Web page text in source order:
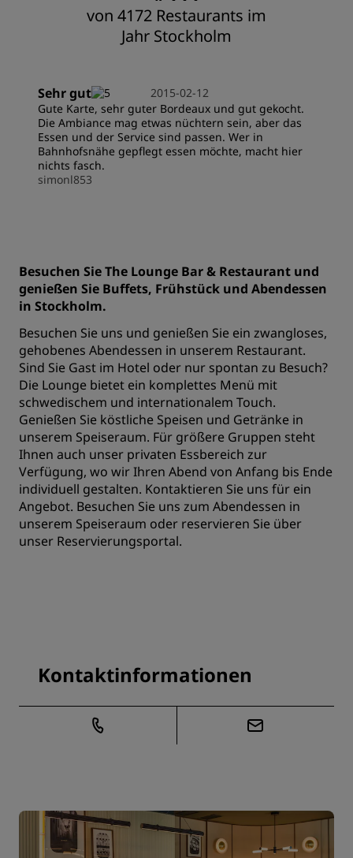
von 4172 Restaurants im
Jahr Stockholm
Sehr gut
2015-02-12
Gute Karte, sehr guter Bordeaux und gut gekocht.
Die Ambiance mag etwas nüchtern sein, aber das
Essen und der Service sind passen. Wer in
Bahnhofsnähe gepflegt essen möchte, macht hier
nichts fasch.
simonl853
Besuchen Sie The Lounge Bar & Restaurant und
genießen Sie Buffets, Frühstück und Abendessen
in Stockholm.
Besuchen Sie uns und genießen Sie ein zwangloses,
gehobenes Abendessen in unserem Restaurant.
Sind Sie Gast im Hotel oder nur spontan zu Besuch?
Die Lounge bietet ein komplettes Menü mit
schwedischem und internationalem Touch.
Genießen Sie köstliche Speisen und Getränke in
unserem Speiseraum. Für größere Gruppen steht
Ihnen auch unser privaten Essbereich zur
Verfügung, wo wir Ihren Abend von Anfang bis Ende
individuell gestalten. Kontaktieren Sie uns für ein
Angebot. Besuchen Sie uns zum Abendessen in
unserem Speiseraum oder reservieren Sie über
unser Reservierungsportal.
Kontaktinformationen